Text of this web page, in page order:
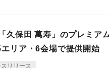
久保田 萬寿」のプレミア
リア・6会場で提供開始
スリリース